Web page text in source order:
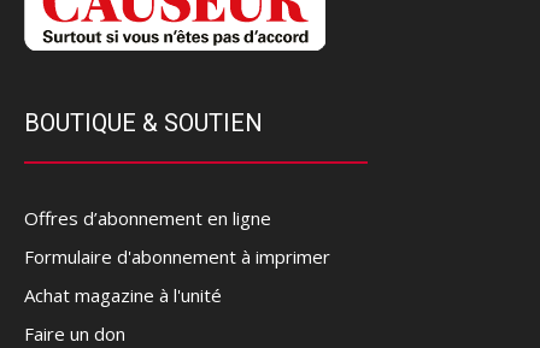
BOUTIQUE & SOUTIEN
Offres d’abonnement en ligne
Formulaire d'abonnement à imprimer
Achat magazine à l'unité
Faire un don